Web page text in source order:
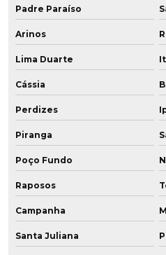
Padre Paraíso
Arinos
Lima Duarte
Cássia
Perdizes
Piranga
Poço Fundo
Raposos
Campanha
Santa Juliana